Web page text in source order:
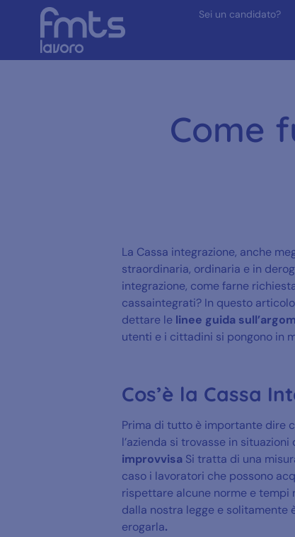
Sei un candidato?
Come
La Cassa integrazione, anche
straordinaria, ordinaria e in
integrazione, come farne
cassaintegrati? In questo
dettare le linee guida
utenti e i cittadini si pongono in
Cos’è la Cassa
Prima di tutto è importante dire
l’azienda si trovasse in
improvvisa Si tratta di una
caso i lavoratori che possono
rispettare alcune norme e tempi
dalla nostra legge e solitamente
erogarla.